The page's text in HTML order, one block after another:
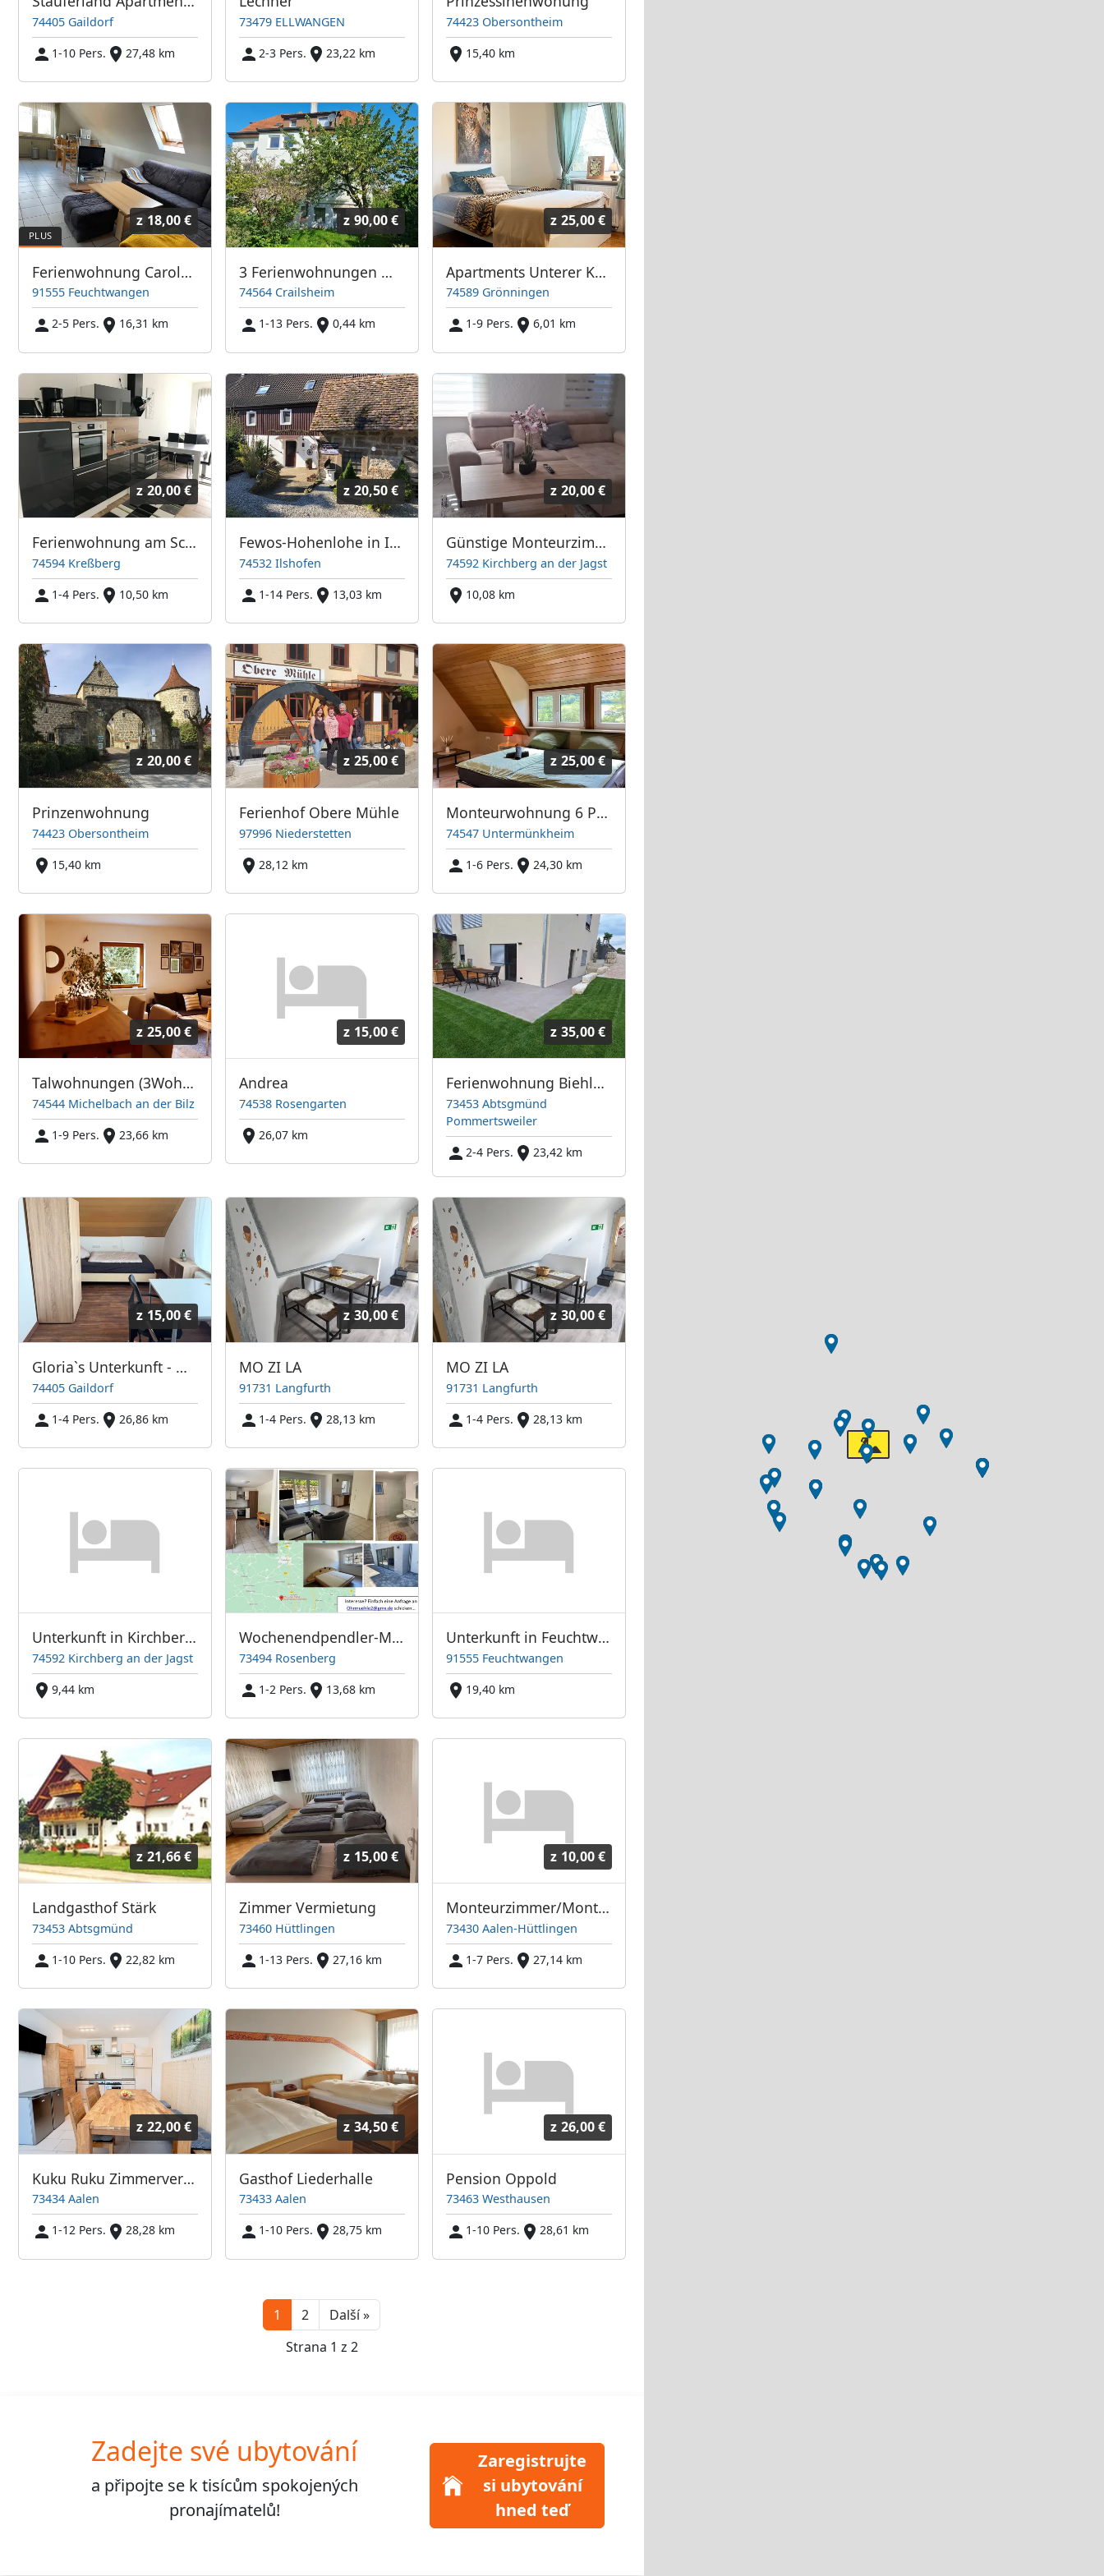
74405 Gaildorf
1-10 Pers.
27,48 km
73479 ELLWANGEN
2-3 Pers.
23,22 km
74423 Obersontheim
15,40 km
z 18,00 €
Ferienwohnung Carola & Werner
91555 Feuchtwangen
2-5 Pers.
16,31 km
z 90,00 €
3 Ferienwohnungen mit Garten
74564 Crailsheim
1-13 Pers.
0,44 km
z 25,00 €
Apartments Unterer Kochbuck (1x 3SZ & 1x2SZ)
74589 Grönningen
1-9 Pers.
6,01 km
z 20,00 €
Ferienwohnung am Schönbach
74594 Kreßberg
1-4 Pers.
10,50 km
z 20,50 €
Fewos-Hohenlohe in Ilshofen
74532 Ilshofen
1-14 Pers.
13,03 km
z 20,00 €
Günstige Monteurzimmer mit WLAN, Parkplatz und Küche – ideal für Handwerker und Arbeiter
74592 Kirchberg an der Jagst
10,08 km
z 20,00 €
Prinzenwohnung
74423 Obersontheim
15,40 km
z 25,00 €
Ferienhof Obere Mühle
97996 Niederstetten
28,12 km
z 25,00 €
Monteurwohnung 6 Pers/4SZ. Untermünkheim • Küche, WLAN, Parkplatz, Waschmaschine
74547 Untermünkheim
1-6 Pers.
24,30 km
z 25,00 €
Talwohnungen (3Wohnungen für a max 3Personen)
74544 Michelbach an der Bilz
1-9 Pers.
23,66 km
z 15,00 €
Andrea
74538 Rosengarten
26,07 km
z 35,00 €
Ferienwohnung Biehlmaier
73453 Abtsgmünd
Pommertsweiler
2-4 Pers.
23,42 km
z 15,00 €
Gloria`s Unterkunft - Monteur - Gaildorf
74405 Gaildorf
1-4 Pers.
26,86 km
z 30,00 €
MO ZI LA
91731 Langfurth
1-4 Pers.
28,13 km
z 30,00 €
MO ZI LA
91731 Langfurth
1-4 Pers.
28,13 km
Unterkunft in Kirchberg an der Jagst
74592 Kirchberg an der Jagst
9,44 km
Wochenendpendler-Möblierte 2‑Zimmer‑Wohnung in Rosenberg‑Ohrmühle
73494 Rosenberg
1-2 Pers.
13,68 km
Unterkunft in Feuchtwangen
91555 Feuchtwangen
19,40 km
z 21,66 €
Landgasthof Stärk
73453 Abtsgmünd
1-10 Pers.
22,82 km
z 15,00 €
Zimmer Vermietung
73460 Hüttlingen
1-13 Pers.
27,16 km
z 10,00 €
Monteurzimmer/Monteurwohnung
73430 Aalen-Hüttlingen
1-7 Pers.
27,14 km
z 22,00 €
Kuku Ruku Zimmervermietung
73434 Aalen
1-12 Pers.
28,28 km
z 34,50 €
Gasthof Liederhalle
73433 Aalen
1-10 Pers.
28,75 km
z 26,00 €
Pension Oppold
73463 Westhausen
1-10 Pers.
28,61 km
1 2 Další »Next
Strana 1 z 2
Zadejte své ubytování
a připojte se ktisícům spokojených
pronajímatelů!
Zaregistrujte
si ubytování
hned teď